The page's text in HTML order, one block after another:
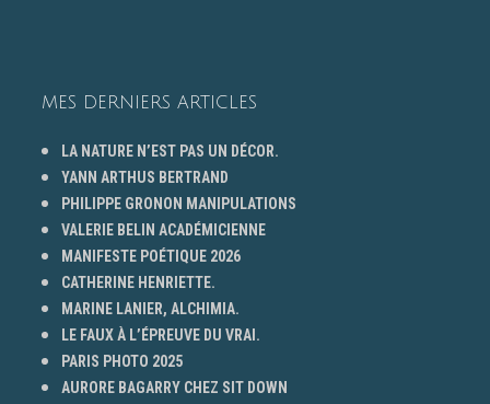
MES DERNIERS ARTICLES
LA NATURE N’EST PAS UN DÉCOR.
YANN ARTHUS BERTRAND
PHILIPPE GRONON MANIPULATIONS
VALERIE BELIN ACADÉMICIENNE
MANIFESTE POÉTIQUE 2026
CATHERINE HENRIETTE.
MARINE LANIER, ALCHIMIA.
LE FAUX À L’ÉPREUVE DU VRAI.
PARIS PHOTO 2025
AURORE BAGARRY CHEZ SIT DOWN